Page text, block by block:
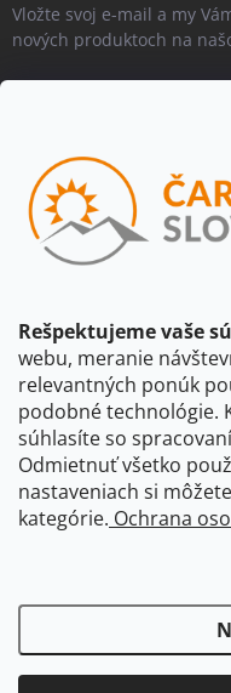
Rešpektujeme vaše
webu, meranie
relevantných ponúk
podobné technológie.
súhlasíte so
Odmietnuť všetko
nastaveniach si
kategórie. Ochrana
Vložte svoj e-mail a my
nových produktoch na
Vložením e-mailu
údajov
Beriem na vedomie, že
údajov dostupnými na
Prihlásiť sa
CBS Slovensko CBS